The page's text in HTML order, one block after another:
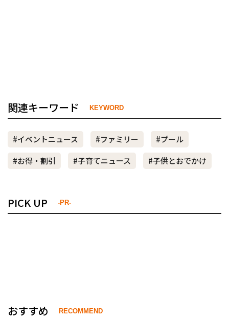
関連キーワード KEYWORD
#イベントニュース #ファミリー
#プール
#お得・割引
#子育てニュース #子供とおでかけ
PICK UP -PR-
おすすめ RECOMMEND